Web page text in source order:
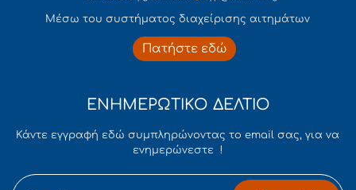
Mέσω του συστήματος διαχείρισης αιτημάτων
Πατήστε εδώ
ΕΝΗΜΕΡΩΤΙΚΟ ΔΕΛΤΙΟ
Κάντε εγγραφή εδώ συμπληρώνοντας το email σας, για να
ενημερώνεστε !